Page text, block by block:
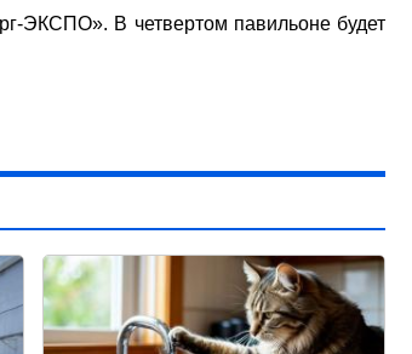
ЭКСПО». В четвертом павильоне будет